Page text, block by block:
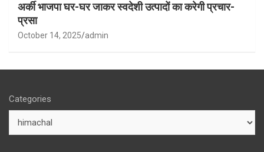
अर्की भाजपा घर-घर जाकर स्वदेशी उत्पादों का करेगी प्रचार-
प्रसा
October 14, 2025 admin
Categories